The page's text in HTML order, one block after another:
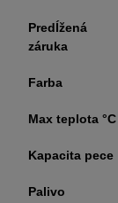
Predĺžená
záruka
Farba
Max teplota °C
Kapacita pece
Palivo